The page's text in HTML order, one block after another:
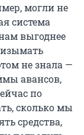
могли не
система
выгоднее
не знала —
авансов,
по
сколько мы
средства,